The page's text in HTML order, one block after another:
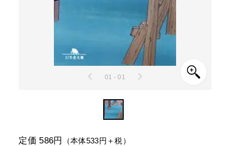
01 - 01
定価 586円 （本体533円＋税）